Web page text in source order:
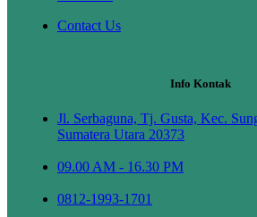
Contact Us
Info Kontak
Jl. Serbaguna, Tj. Gusta, Kec.
Sumatera Utara 20373
09.00 AM - 16.30 PM
0812-1993-1701